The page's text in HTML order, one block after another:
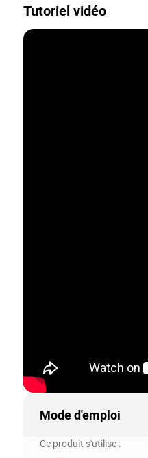
Tutoriel vidéo
Mode d'emploi
Ce produit s'utilise: